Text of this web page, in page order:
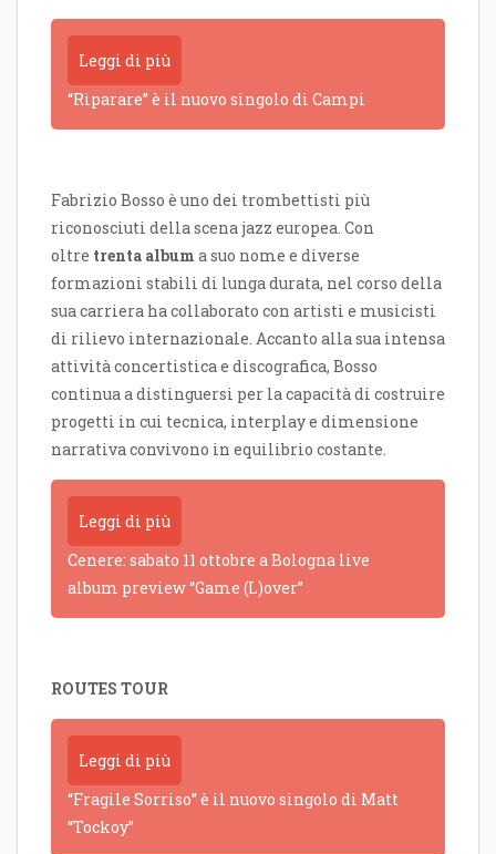
Leggi di più
“Riparare” è il nuovo singolo di Campi
Fabrizio Bosso è uno dei trombettisti più
riconosciuti della scena jazz europea. Con
oltre trenta album a suo nome e diverse
formazioni stabili di lunga durata, nel corso della
sua carriera ha collaborato con artisti e musicisti
di rilievo internazionale. Accanto alla sua intensa
attività concertistica e discografica, Bosso
continua a distinguersi per la capacità di costruire
progetti in cui tecnica, interplay e dimensione
narrativa convivono in equilibrio costante.
Leggi di più
Cenere: sabato 11 ottobre a Bologna live
album preview “Game (L)over”
ROUTES TOUR
Leggi di più
“Fragile Sorriso” è il nuovo singolo di Matt
“Tockoy”